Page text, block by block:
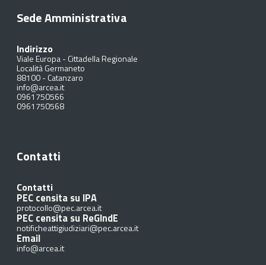
Sede Amministrativa
Indirizzo
Viale Europa - Cittadella Regionale
Località Germaneto
88100-Catanzaro
info@arcea.it
0961750566
0961750568
Contatti
Contatti
PEC censita su IPA
protocollo@pec.arcea.it
PEC censita su ReGIndE
notificheattigiudiziari@pec.arcea.it
Email
info@arcea.it